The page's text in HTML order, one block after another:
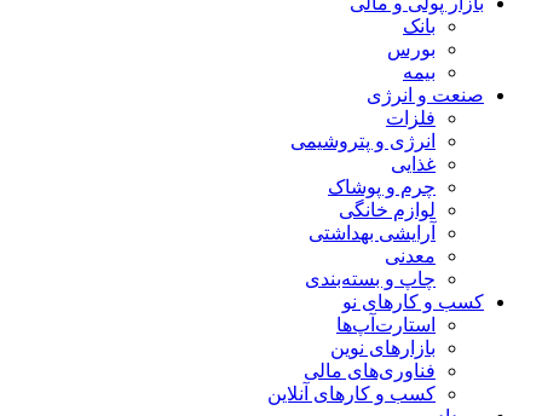
بانک
بورس
بیمه
صنعت و انرژی
فلزات
انرژی و پتروشیمی
غذایی
چرم و پوشاک
لوازم خانگی
آرایشی بهداشتی
معدنی
چاپ و بسته‌بندی
کسب و کارهای نو
استارت‌آپ‌ها
بازارهای نوین
فناوری‌های مالی
کسب و کارهای آنلاین